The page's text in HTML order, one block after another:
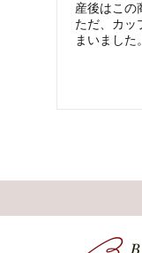
産後はこの
ただ、カッ
まいました